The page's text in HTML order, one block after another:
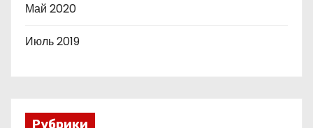
Май 2020
Июль 2019
Рубрики